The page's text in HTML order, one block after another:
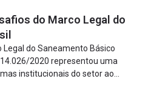
do Marco Legal do
Legal do Saneamento Básico
2020 representou uma
institucionais do setor ao
da iniciativa privada,